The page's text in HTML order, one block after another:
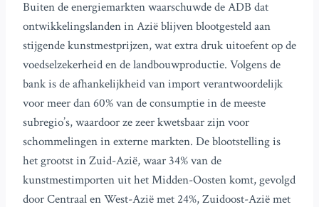
Buiten de energiemarkten waarschuwde de ADB dat
ontwikkelingslanden in Azië blijven blootgesteld aan
stijgende kunstmestprijzen, wat extra druk uitoefent op de
voedselzekerheid en de landbouwproductie. Volgens de
bank is de afhankelijkheid van import verantwoordelijk
voor meer dan 60% van de consumptie in de meeste
subregio’s, waardoor ze zeer kwetsbaar zijn voor
schommelingen in externe markten. De blootstelling is
het grootst in Zuid-Azië, waar 34% van de
kunstmestimporten uit het Midden-Oosten komt, gevolgd
door Centraal en West-Azië met 24%, Zuidoost-Azië met